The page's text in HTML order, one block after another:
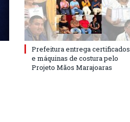
Prefeitura entrega certificados
e máquinas de costura pelo
Projeto Mãos Marajoaras